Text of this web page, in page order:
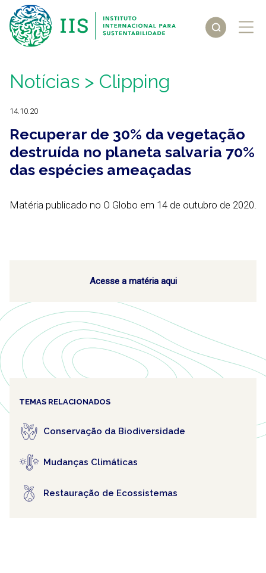
Notícias > Clipping
14.10.20
Recuperar de 30% da vegetação
destruída no planeta salvaria 70%
das espécies ameaçadas
Matéria publicado no O Globo em 14 de outubro de 2020.
Acesse a matéria aqui
TEMAS RELACIONADOS
Conservação da Biodiversidade
Mudanças Climáticas
Restauração de Ecossistemas